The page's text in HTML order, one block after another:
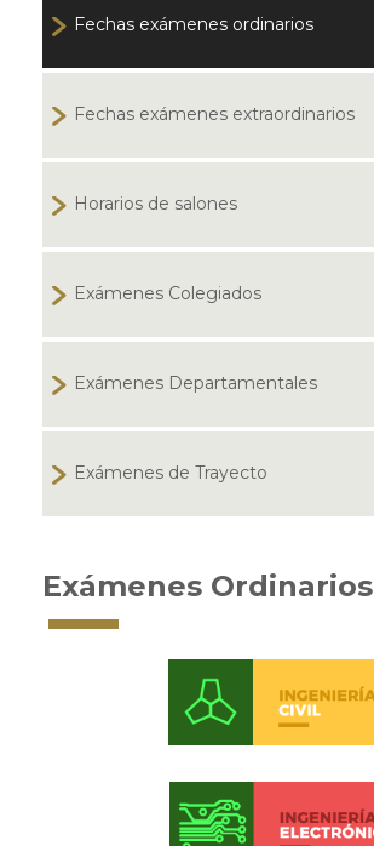
Fechas exámenes ordinarios
Fechas exámenes extraordinarios
Horarios de salones
Exámenes Colegiados
Exámenes Departamentales
Exámenes de Trayecto
Exámenes Ordinarios